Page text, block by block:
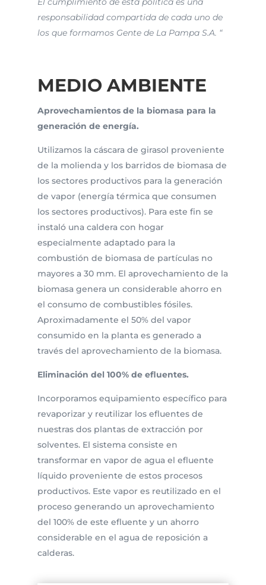
responsabilidad compartida de cada uno de
los que formamos Gente de La Pampa S.A. “
MEDIO AMBIENTE
Aprovechamientos de la biomasa para la
generación de energía.
Utilizamos la cáscara de girasol proveniente
de la molienda y los barridos de biomasa de
los sectores productivos para la generación
de vapor (energía térmica que consumen
los sectores productivos). Para este fin se
instaló una caldera con hogar
especialmente adaptado para la
combustión de biomasa de partículas no
mayores a 30 mm. El aprovechamiento de la
biomasa genera un considerable ahorro en
el consumo de combustibles fósiles.
Aproximadamente el 50% del vapor
consumido en la planta es generado a
través del aprovechamiento de la biomasa.
Eliminación del 100% de efluentes.
Incorporamos equipamiento específico para
revaporizar y reutilizar los efluentes de
nuestras dos plantas de extracción por
solventes. El sistema consiste en
transformar en vapor de agua el efluente
líquido proveniente de estos procesos
productivos. Este vapor es reutilizado en el
proceso generando un aprovechamiento
del 100% de este efluente y un ahorro
considerable en el agua de reposición a
calderas.